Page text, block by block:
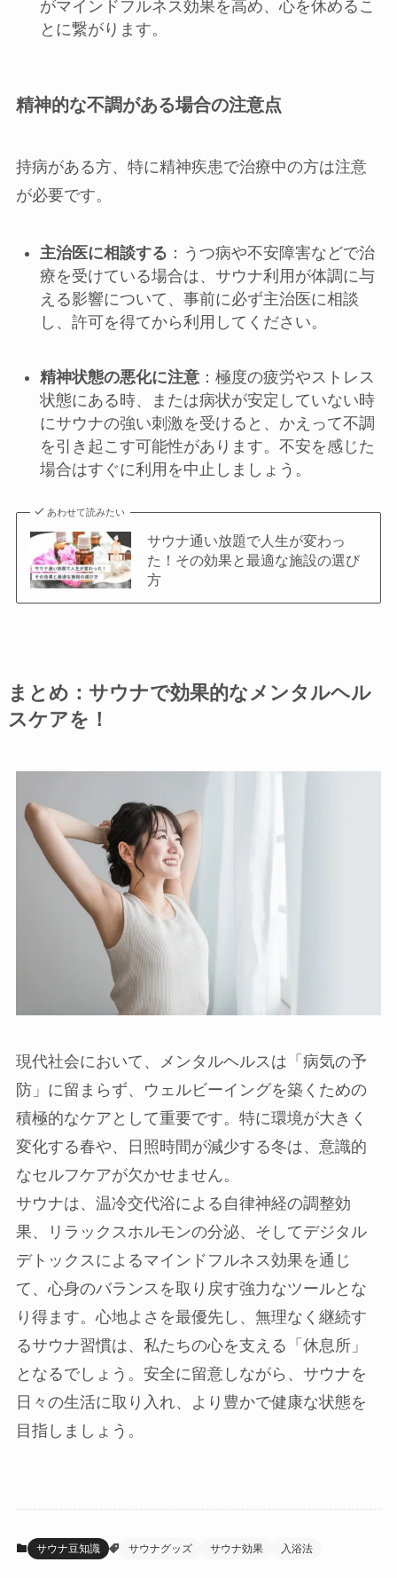
がマインドフルネス効果を高め、心を休めるこ
とに繋がります。
精神的な不調がある場合の注意点
持病がある方、特に精神疾患で治療中の方は注意
が必要です。
主治医に相談する ：うつ病や不安障害などで治
療を受けている場合は、サウナ利用が体調に与
える影響について、事前に必ず主治医に相談
し、許可を得てから利用してください。
精神状態の悪化に注意：極度の疲労やストレス
状態にある時、または病状が安定していない時
にサウナの強い刺激を受けると、かえって不調
を引き起こす可能性があります。不安を感じた
場合はすぐに利用を中止しましょう。
あわせて読みたい
サウナ通い放題で人生が変わっ
た！その効果と最適な施設の選び
方
まとめ：サウナで効果的なメンタルヘル
スケアを！
現代社会において、メンタルヘルスは「病気の予
防」に留まらず、ウェルビーイングを築くための
積極的なケアとして重要です。特に環境が大きく
変化する春や、日照時間が減少する冬は、意識的
なセルフケアが欠かせません。
サウナは、温冷交代浴による自律神経の調整効
果、リラックスホルモンの分泌、そしてデジタル
デトックスによるマインドフルネス効果を通じ
て、心身のバランスを取り戻す強力なツールとな
り得ます。心地よさを最優先し、無理なく継続す
るサウナ習慣は、私たちの心を支える「休息所」
となるでしょう。安全に留意しながら、サウナを
日々の生活に取り入れ、より豊かで健康な状態を
目指しましょう。
サウナ豆知識 サウナグッズ サウナ効果 入浴法